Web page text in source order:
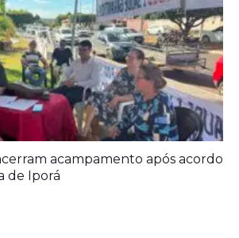
acampamento após acordo
de Iporá